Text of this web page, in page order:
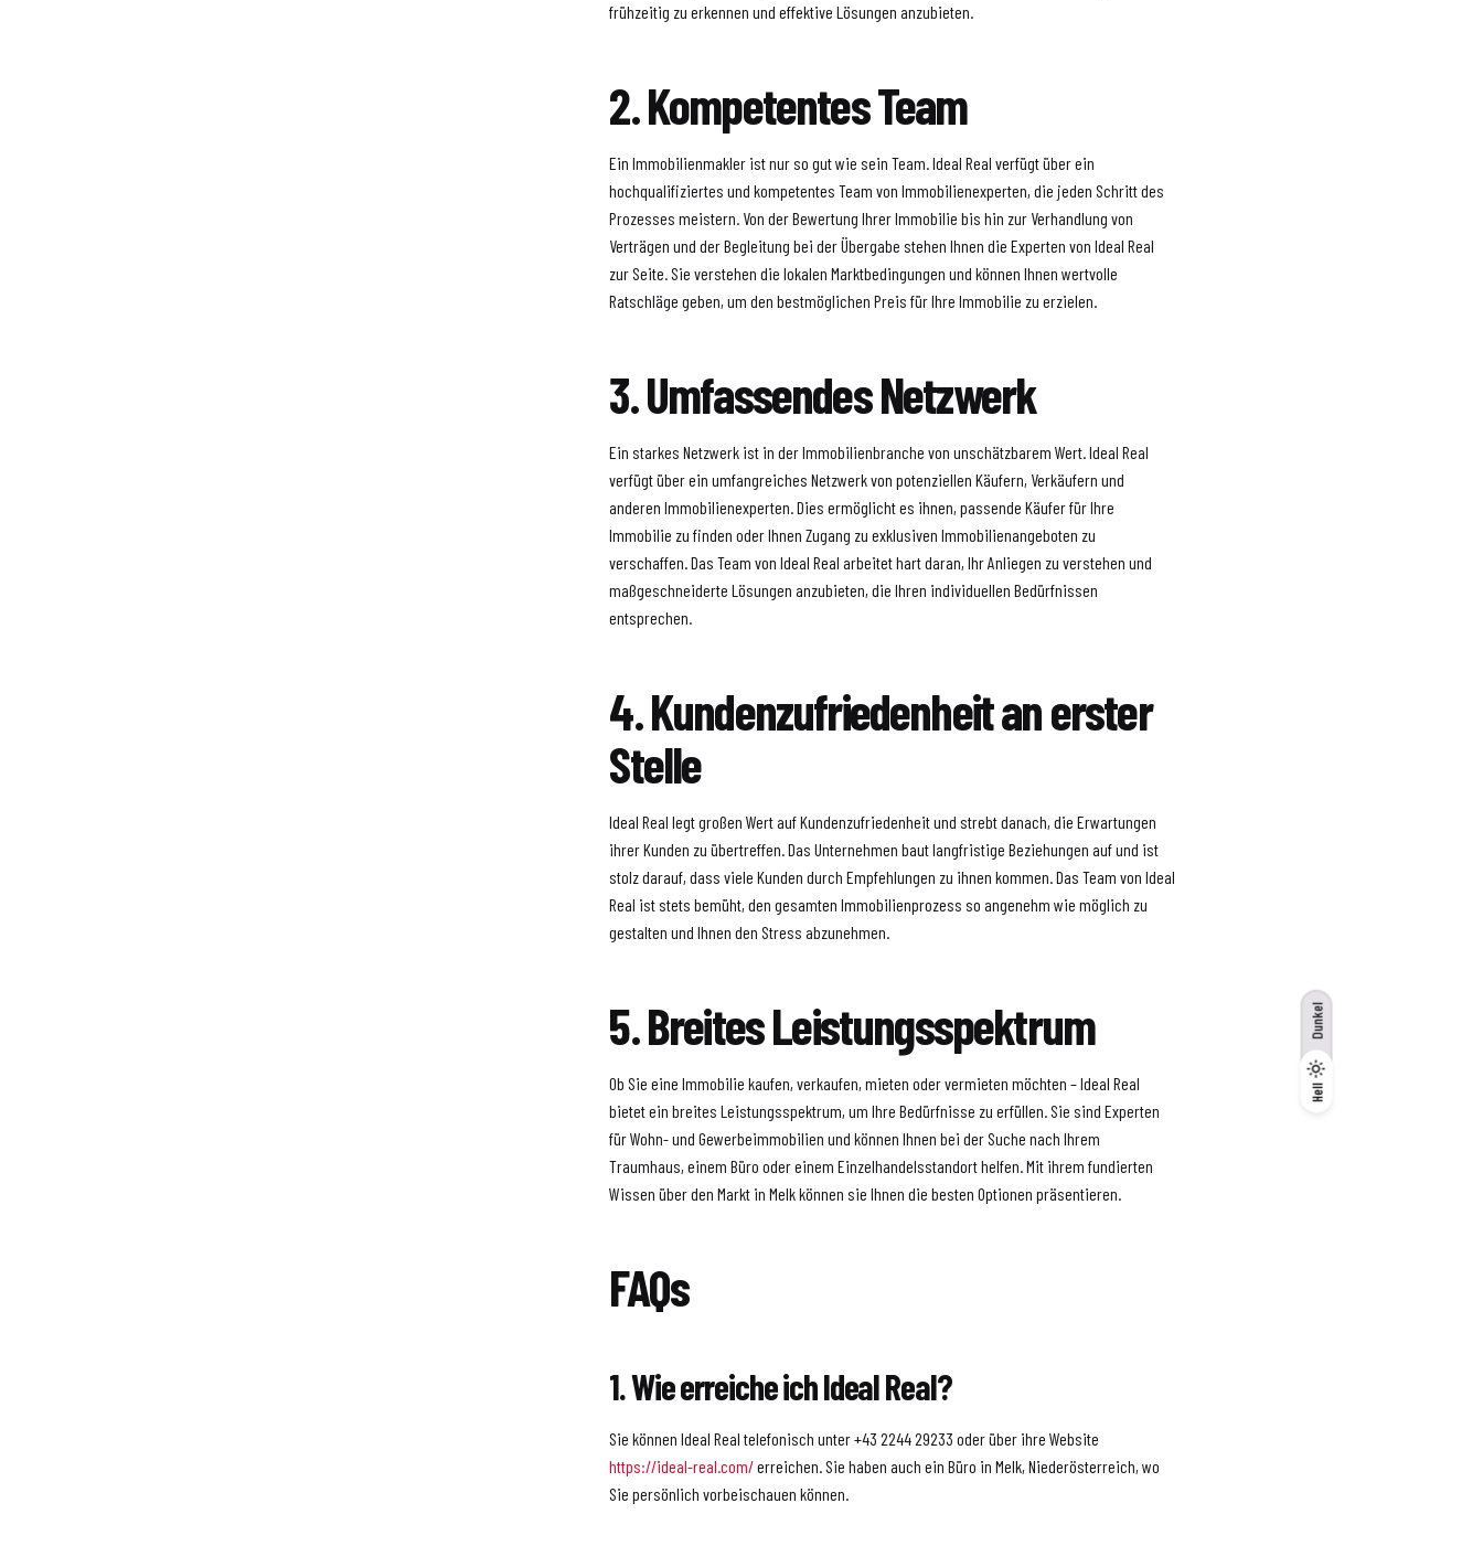
Hell
Dunkel
Hell
Dunkel
frühzeitig zu erkennen und effektive Lösungen anzubieten.
2. Kompetentes Team
Ein Immobilienmakler ist nur so gut wie sein Team. Ideal Real verfügt über ein
hochqualifiziertes und kompetentes Team von Immobilienexperten, die jeden Schritt des
Prozesses meistern. Von der Bewertung Ihrer Immobilie bis hin zur Verhandlung von
Verträgen und der Begleitung bei der Übergabe stehen Ihnen die Experten von Ideal Real
zur Seite. Sie verstehen die lokalen Marktbedingungen und können Ihnen wertvolle
Ratschläge geben, um den bestmöglichen Preis für Ihre Immobilie zu erzielen.
3. Umfassendes Netzwerk
Ein starkes Netzwerk ist in der Immobilienbranche von unschätzbarem Wert. Ideal Real
verfügt über ein umfangreiches Netzwerk von potenziellen Käufern, Verkäufern und
anderen Immobilienexperten. Dies ermöglicht es ihnen, passende Käufer für Ihre
Immobilie zu finden oder Ihnen Zugang zu exklusiven Immobilienangeboten zu
verschaffen. Das Team von Ideal Real arbeitet hart daran, Ihr Anliegen zu verstehen und
maßgeschneiderte Lösungen anzubieten, die Ihren individuellen Bedürfnissen
entsprechen.
4. Kundenzufriedenheit an erster
Stelle
Ideal Real legt großen Wert auf Kundenzufriedenheit und strebt danach, die Erwartungen
ihrer Kunden zu übertreffen. Das Unternehmen baut langfristige Beziehungen auf und ist
stolz darauf, dass viele Kunden durch Empfehlungen zu ihnen kommen. Das Team von Ideal
Real ist stets bemüht, den gesamten Immobilienprozess so angenehm wie möglich zu
gestalten und Ihnen den Stress abzunehmen.
5. Breites Leistungsspektrum
Ob Sie eine Immobilie kaufen, verkaufen, mieten oder vermieten möchten – Ideal Real
bietet ein breites Leistungsspektrum, um Ihre Bedürfnisse zu erfüllen. Sie sind Experten
für Wohn- und Gewerbeimmobilien und können Ihnen bei der Suche nach Ihrem
Traumhaus, einem Büro oder einem Einzelhandelsstandort helfen. Mit ihrem fundierten
Wissen über den Markt in Melk können sie Ihnen die besten Optionen präsentieren.
FAQs
1. Wie erreiche ich Ideal Real?
Sie können Ideal Real telefonisch unter +43 2244 29233 oder über ihre Website
https://ideal-real.com/erreichen. Sie haben auch ein Büro in Melk, Niederösterreich, wo
Sie persönlich vorbeischauen können.